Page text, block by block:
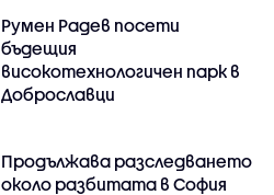
Румен Радев посети
бъдещия
високотехнологичен парк в
Доброславци
Продължава разследването
около разбитата в София